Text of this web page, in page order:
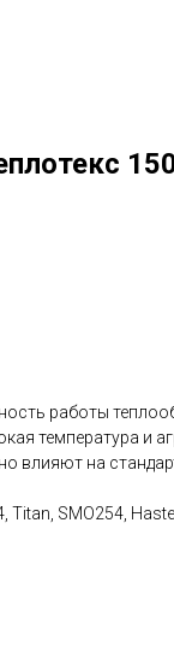
работы
температура и
влияют на
Titan, SMO254,